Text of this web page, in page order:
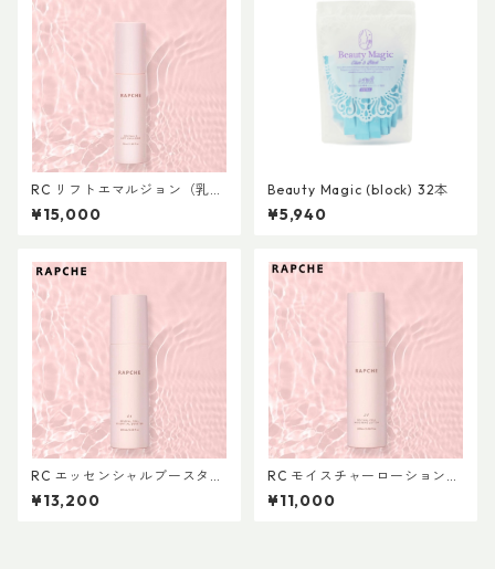
RC リフトエマルジョン（乳
液）
¥15,000
Beauty Magic (block) 32本
¥5,940
RC エッセンシャルブースター
（美容液）
¥13,200
RC モイスチャーローション
（化粧水）
¥11,000